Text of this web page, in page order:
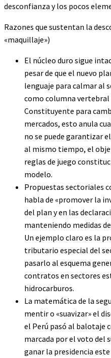
desconfianza y los pocos
Razones que sustentan la
«maquillaje»)
El núcleo duro sigue
pesar de que el nuevo
lenguaje para calmar al
como columna vertebral
Constituyente para
mercados, esto anula
no se puede garantizar
al mismo tiempo, el
reglas de juego
modelo.
Propuestas sectoriales
habla de «promover la
del plan y en las
manteniendo medidas
Un ejemplo claro es la
tributario especial del
pasarlo al esquema
contratos en sectores
hidrocarburos.
La matemática de la
mentir o «suavizar» el
el Perú pasó al balotaje
marcada por el voto del
ganar la presidencia